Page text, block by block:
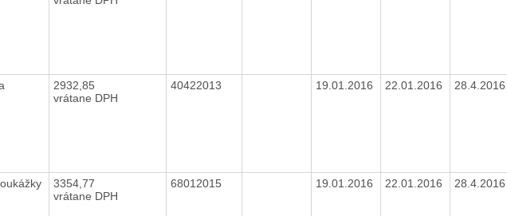
2932,85
vrátane DPH
40422013 19.01.2016 22.01.2016
3354,77
vrátane DPH
68012015 19.01.2016 22.01.2016